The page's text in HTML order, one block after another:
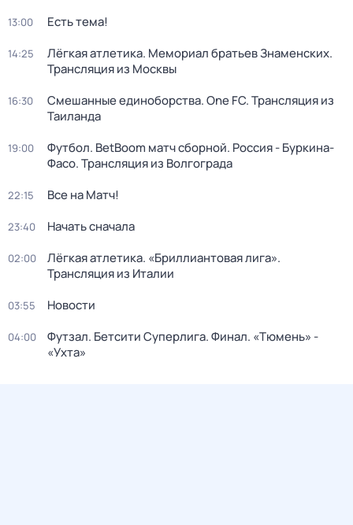
13:00 Есть тема!
14:25
Лёгкая атлетика. Мемориал братьев Знаменских.
Трансляция из Москвы
16:30
Смешанные единоборства. One FC. Трансляция из
Таиланда
19:00
Футбол. BetBoom матч сборной. Россия - Буркина-
Фасо. Трансляция из Волгограда
22:15 Все на Матч!
23:40 Начать сначала
02:00
Лёгкая атлетика. «Бриллиантовая лига».
Трансляция из Италии
03:55 Новости
04:00
Футзал. Бетсити Суперлига. Финал. «Тюмень» -
«Ухта»